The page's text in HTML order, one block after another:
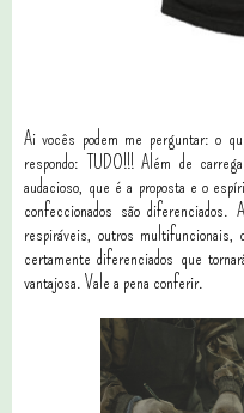
Ai vocês podem me perguntar: o
respondo: TUDO!!! Além de
audacioso, que é a proposta e o
confeccionados são diferenciados.
respiráveis, outros multifuncionais,
certamente diferenciados que
vantajosa. Vale a pena conferir.